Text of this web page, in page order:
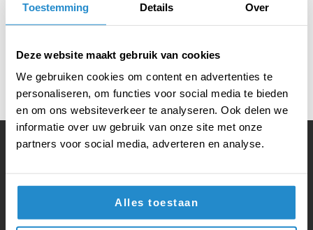
Toestemming Details Over
Deze website maakt gebruik van cookies
We gebruiken cookies om content en advertenties te
personaliseren, om functies voor social media te bieden
en om ons websiteverkeer te analyseren. Ook delen we
informatie over uw gebruik van onze site met onze
partners voor social media, adverteren en analyse.
Alles toestaan